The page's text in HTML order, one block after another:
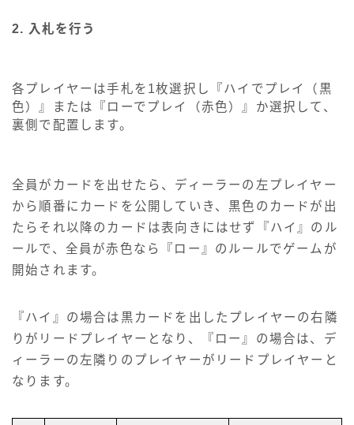
2. 入札を行う
各プレイヤーは手札を1枚選択し『ハイでプレイ（黒
色）』または『ローでプレイ（赤色）』か選択して、
裏側で配置します。
全員がカードを出せたら、ディーラーの左プレイヤー
から順番にカードを公開していき、黒色のカードが出
たらそれ以降のカードは表向きにはせず『ハイ』のル
ールで、全員が赤色なら『ロー』のルールでゲームが
開始されます。
『ハイ』の場合は黒カードを出したプレイヤーの右隣
りがリードプレイヤーとなり、『ロー』の場合は、デ
ィーラーの左隣りのプレイヤーがリードプレイヤーと
なります。